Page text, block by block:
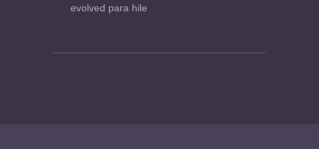
evolved para hile